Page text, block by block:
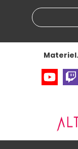
Gérer vos cookies
Accessibilité : non